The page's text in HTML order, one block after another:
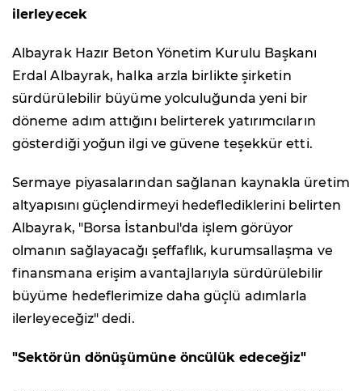
ilerleyecek
Albayrak Hazır Beton Yönetim Kurulu Başkanı
Erdal Albayrak, halka arzla birlikte şirketin
sürdürülebilir büyüme yolculuğunda yeni bir
döneme adım attığını belirterek yatırımcıların
gösterdiği yoğun ilgi ve güvene teşekkür etti.
Sermaye piyasalarından sağlanan kaynakla üretim
altyapısını güçlendirmeyi hedeflediklerini belirten
Albayrak, "Borsa İstanbul'da işlem görüyor
olmanın sağlayacağı şeffaflık, kurumsallaşma ve
finansmana erişim avantajlarıyla sürdürülebilir
büyüme hedeflerimize daha güçlü adımlarla
ilerleyeceğiz" dedi.
"Sektörün dönüşümüne öncülük edeceğiz"